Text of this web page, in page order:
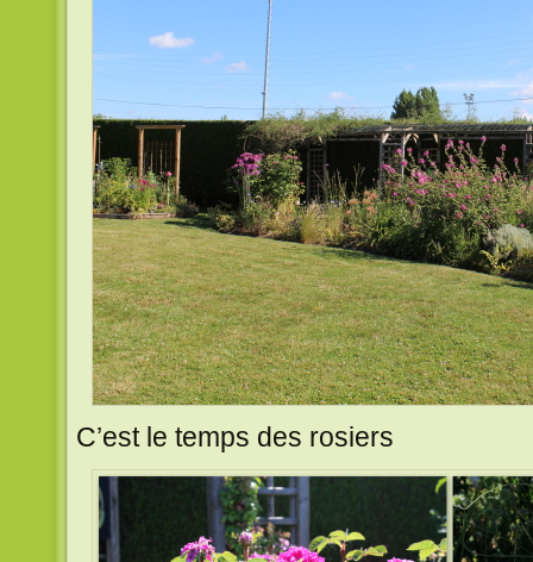
C’est le temps des rosiers